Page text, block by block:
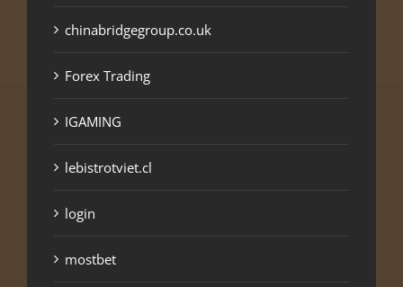
chinabridgegroup.co.uk
Forex Trading
IGAMING
lebistrotviet.cl
login
mostbet